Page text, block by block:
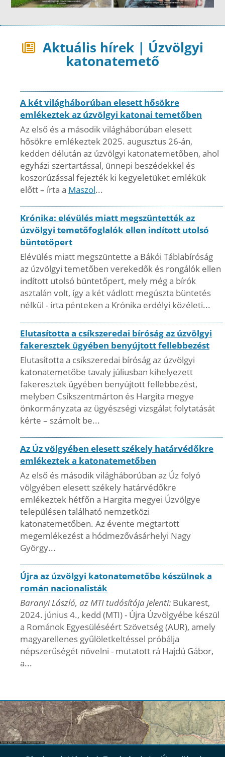
Aktuális hírek | Úzvölgyi
katonatemető
A két világháborúban elesett hősökre
emlékeztek az úzvölgyi katonai temetőben
Az első és a második világháborúban elesett
hősökre emlékeztek 2025. augusztus 26-án,
kedden délután az úzvölgyi katonatemetőben, ahol
egyházi szertartással, ünnepi beszédekkel és
koszorúzással fejezték ki kegyeletüket emlékük
előtt – írta a Maszol...
Krónika: elévülés miatt megszüntették az
úzvölgyi temetőfoglalók ellen indított utolsó
büntetőpert
Elévülés miatt megszüntette a Bákói Táblabíróság
az úzvölgyi temetőben verekedők és rongálók ellen
indított utolsó büntetőpert, mely még a bírók
asztalán volt, így a két vádlott megúszta büntetés
nélkül - írta pénteken a Krónika erdélyi közéleti...
Elutasította a csíkszeredai bíróság az úzvölgyi
fakeresztek ügyében benyújtott fellebbezést
Elutasította a csíkszeredai bíróság az úzvölgyi
katonatemetőbe tavaly júliusban kihelyezett
fakeresztek ügyében benyújtott fellebbezést,
melyben Csíkszentmárton és Hargita megye
önkormányzata az ügyészségi vizsgálat folytatását
kérte – számolt be...
Az Úz völgyében elesett székely határvédőkre
emlékeztek a katonatemetőben
Az első és második világháborúban az Úz folyó
völgyében elesett székely határvédőkre
emlékeztek hétfőn a Hargita megyei Úzvölgye
településen található nemzetközi
katonatemetőben. Az évente megtartott
megemlékezést a hódmezővásárhelyi Nagy
György...
Újra az úzvölgyi katonatemetőbe készülnek a
román nacionalisták
Baranyi László, az MTI tudósítója jelenti: Bukarest,
2024. június 4., kedd (MTI) - Újra Úzvölgyébe készül
a Románok Egyesüléséért Szövetség (AUR), amely
magyarellenes gyűlöletkeltéssel próbálja
népszerűségét növelni - mutatott rá Hajdú Gábor,
a...